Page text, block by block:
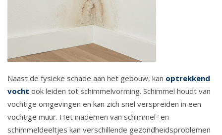
Naast de fysieke schade aan het gebouw, kan optrekkend
vocht ook leiden tot schimmelvorming. Schimmel houdt van
vochtige omgevingen en kan zich snel verspreiden in een
vochtige muur. Het inademen van schimmel- en
schimmeldeeltjes kan verschillende gezondheidsproblemen